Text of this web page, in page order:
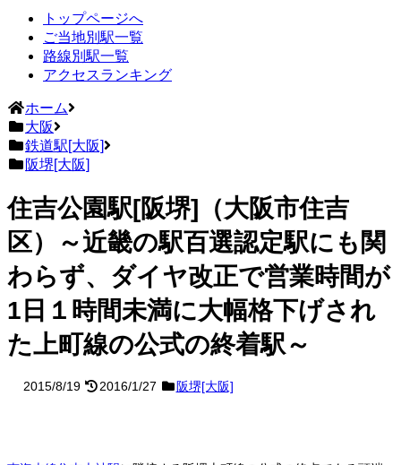
トップページへ
ご当地別駅一覧
路線別駅一覧
アクセスランキング
ホーム
大阪
鉄道駅[大阪]
阪堺[大阪]
住吉公園駅[阪堺]（大阪市住吉
区）～近畿の駅百選認定駅にも関
わらず、ダイヤ改正で営業時間が
1日１時間未満に大幅格下げされ
た上町線の公式の終着駅～
2015/8/19 2016/1/27 阪堺[大阪]